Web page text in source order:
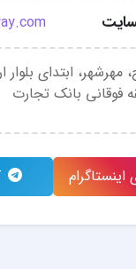
فوقانی بانک تجارت
اینستاگرام